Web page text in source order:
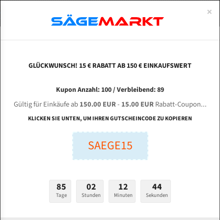
DOALL CJ-1216 für 4100 mm Bi-Metall
Bandsägeblätter
Länge (mm):
Stärken + Zahnteilung:
mm
ABOUTS
ENGLISH
Bi-Metall Meterware
Fleischerei Bandsägeblätter
Bandmesser Glatt Meterware
Konvex Meterware
×
GLÜCKWUNSCH! 15 € RABATT AB 150 € EINKAUFSWERT
Kupon Anzahl: 100 / Verbleibend: 89
Gültig für Einkäufe ab150.00 EUR- 15.00 EURRabatt-Coupon...
KLICKEN SIE UNTEN, UM IHREN GUTSCHEINCODE ZU KOPIEREN
SAEGE15
85
Tage
02
Stunden
12
Minuten
43
Sekunden